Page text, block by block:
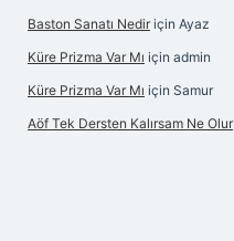
Baston Sanatı Nedir için Ayaz
Küre Prizma Var Mı için admin
Küre Prizma Var Mı için Samur
Aöf Tek Dersten Kalırsam Ne Olur